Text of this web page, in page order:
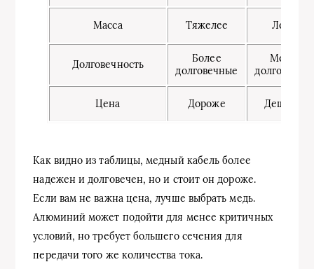
Масса Тяжелее Легче
Долговечность
Более
долговечные
Менее
Цена Дороже Дешевле
Как видно из таблицы, медный кабель более
надежен и долговечен, но и стоит он дороже.
Если вам не важна цена, лучше выбрать медь.
Алюминий может подойти для менее критичных
условий, но требует большего сечения для
передачи того же количества тока.